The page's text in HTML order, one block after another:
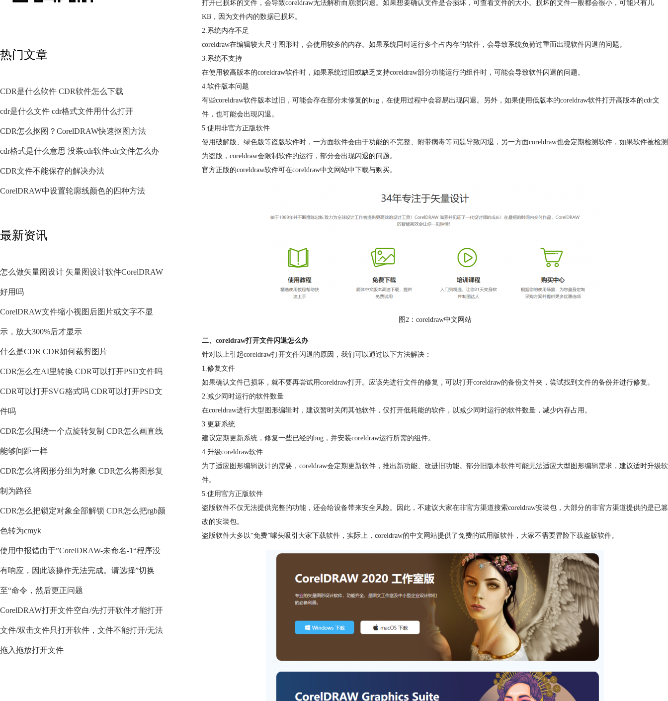
热门文章
CDR是什么软件 CDR软件怎么下载
cdr是什么文件 cdr格式文件用什么打开
CDR怎么抠图？CorelDRAW快速抠图方法
cdr格式是什么意思 没装cdr软件cdr文件怎么办
CDR文件不能保存的解决办法
CorelDRAW中设置轮廓线颜色的四种方法
最新资讯
怎么做矢量图设计 矢量图设计软件CorelDRAW
好用吗
CorelDRAW文件缩小视图后图片或文字不显
示，放大300%后才显示
什么是CDR CDR如何裁剪图片
CDR怎么在AI里转换 CDR可以打开PSD文件吗
CDR可以打开SVG格式吗 CDR可以打开PSD文
件吗
CDR怎么围绕一个点旋转复制 CDR怎么画直线
能够间距一样
CDR怎么将图形分组为对象 CDR怎么将图形复
制为路径
CDR怎么把锁定对象全部解锁 CDR怎么把rgb颜
色转为cmyk
使用中报错由于”CorelDRAW-未命名-1“程序没
有响应，因此该操作无法完成。请选择”切换
至“命令，然后更正问题
CorelDRAW打开文件空白/先打开软件才能打开
文件/双击文件只打开软件，文件不能打开/无法
拖入拖放打开文件
打开已损坏的文件，会导致coreldraw无法解析而崩溃闪退。如果想要确认文件是否损坏，可查看文件的大小。损坏的文件一般都会很小，可能只有几
KB，因为文件内的数据已损坏。
2.系统内存不足
coreldraw在编辑较大尺寸图形时，会使用较多的内存。如果系统同时运行多个占内存的软件，会导致系统负荷过重而出现软件闪退的问题。
3.系统不支持
在使用较高版本的coreldraw软件时，如果系统过旧或缺乏支持coreldraw部分功能运行的组件时，可能会导致软件闪退的问题。
4.软件版本问题
有些coreldraw软件版本过旧，可能会存在部分未修复的bug，在使用过程中会容易出现闪退。另外，如果使用低版本的coreldraw软件打开高版本的cdr文
件，也可能会出现闪退。
5.使用非官方正版软件
使用破解版、绿色版等盗版软件时，一方面软件会由于功能的不完整、附带病毒等问题导致闪退，另一方面coreldraw也会定期检测软件，如果软件被检测
为盗版，coreldraw会限制软件的运行，部分会出现闪退的问题。
官方正版的coreldraw软件可在coreldraw中文网站中下载与购买。
图2：coreldraw中文网站
二、coreldraw打开文件闪退怎么办
针对以上引起coreldraw打开文件闪退的原因，我们可以通过以下方法解决：
1.修复文件
如果确认文件已损坏，就不要再尝试用coreldraw打开。应该先进行文件的修复，可以打开coreldraw的备份文件夹，尝试找到文件的备份并进行修复。
2.减少同时运行的软件数量
在coreldraw进行大型图形编辑时，建议暂时关闭其他软件，仅打开低耗能的软件，以减少同时运行的软件数量，减少内存占用。
3.更新系统
建议定期更新系统，修复一些已经的bug，并安装coreldraw运行所需的组件。
4.升级coreldraw软件
为了适应图形编辑设计的需要，coreldraw会定期更新软件，推出新功能、改进旧功能。部分旧版本软件可能无法适应大型图形编辑需求，建议适时升级软
件。
5.使用官方正版软件
盗版软件不仅无法提供完整的功能，还会给设备带来安全风险。因此，不建议大家在非官方渠道搜索coreldraw安装包，大部分的非官方渠道提供的是已篡
改的安装包。
盗版软件大多以“免费”噱头吸引大家下载软件，实际上，coreldraw的中文网站提供了免费的试用版软件，大家不需要冒险下载盗版软件。